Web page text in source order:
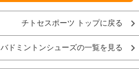
チトセスポーツ トップに戻る
バドミントンシューズの一覧を見る